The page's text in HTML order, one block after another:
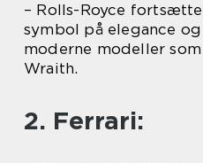
– Rolls-Royce
symbol på elegance
moderne modeller
Wraith.
2. Ferrari: